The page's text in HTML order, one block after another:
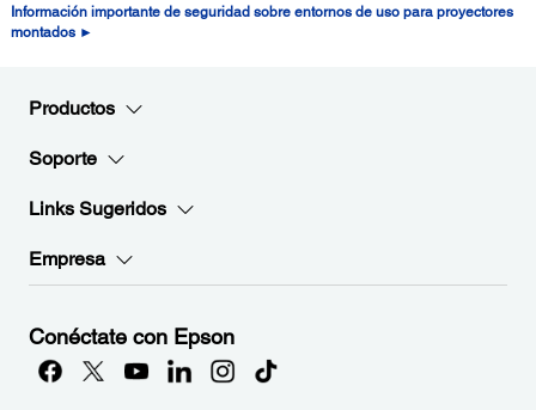
Información importante de seguridad sobre entornos de uso para proyectores
montados ►
Productos
Soporte
Links Sugeridos
Empresa
Conéctate con Epson